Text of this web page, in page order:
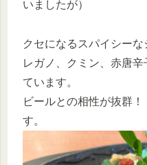
いましたが）
クセになるスパイシー
レガノ、クミン、赤唐
ています。
ビールとの相性が抜群
す。